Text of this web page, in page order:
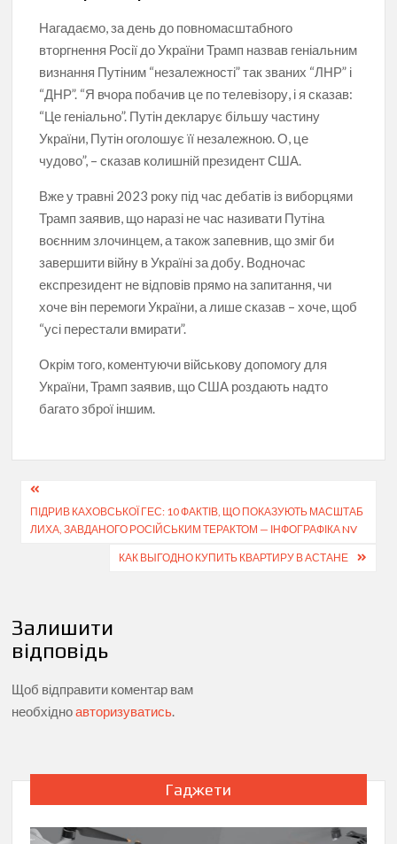
Нагадаємо, за день до повномасштабного
вторгнення Росії до України Трамп назвав геніальним
визнання Путіним “незалежності” так званих “ЛНР” і
“ДНР”. “Я вчора побачив це по телевізору, і я сказав:
“Це геніально”. Путін декларує більшу частину
України, Путін оголошує її незалежною. О, це
чудово”, – сказав колишній президент США.
Вже у травні 2023 року під час дебатів із виборцями
Трамп заявив, що наразі не час називати Путіна
воєнним злочинцем, а також запевнив, що зміг би
завершити війну в Україні за добу. Водночас
експрезидент не відповів прямо на запитання, чи
хоче він перемоги України, а лише сказав – хоче, щоб
“усі перестали вмирати”.
Окрім того, коментуючи військову допомогу для
України, Трамп заявив, що США роздають надто
багато зброї іншим.
Навігація
записів
ПІДРИВ КАХОВСЬКОЇ ГЕС: 10 ФАКТІВ, ЩО ПОКАЗУЮТЬ МАСШТАБ
ЛИХА, ЗАВДАНОГО РОСІЙСЬКИМ ТЕРАКТОМ — ІНФОГРАФІКА NV
КАК ВЫГОДНО КУПИТЬ КВАРТИРУ В АСТАНЕ
Залишити
відповідь
Щоб відправити коментар вам
необхідноавторизуватись.
Гаджети